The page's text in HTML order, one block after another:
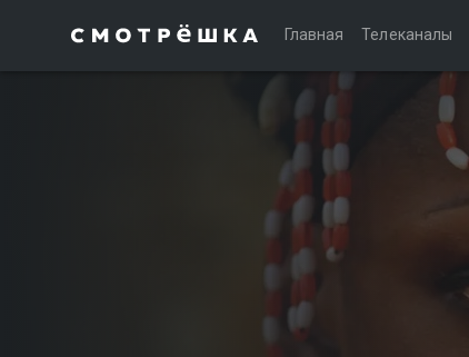
Главная Телеканалы